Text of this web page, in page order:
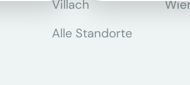
Villach
Alle Standorte